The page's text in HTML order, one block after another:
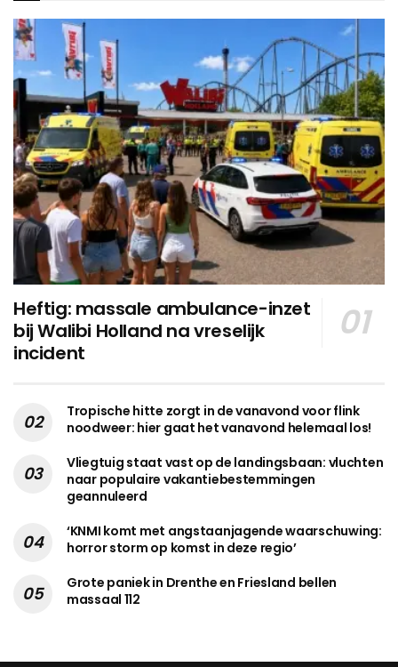
Heftig: massale ambulance-inzet
bij Walibi Holland na vreselijk
incident
Tropische hitte zorgt in de vanavond voor flink
noodweer: hier gaat het vanavond helemaal los!
Vliegtuig staat vast op de landingsbaan: vluchten
naar populaire vakantiebestemmingen
geannuleerd
‘KNMI komt met angstaanjagende waarschuwing:
horror storm op komst in deze regio’
Grote paniek in Drenthe en Friesland bellen
massaal 112